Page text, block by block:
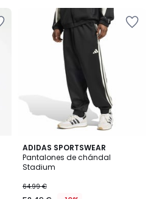
ADIDAS SPORTSWEAR
Pantalones de chándal
Stadium
64.99 €
4,6
/ 5
2
Colores